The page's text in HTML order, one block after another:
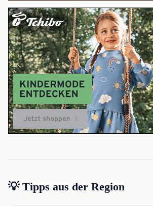
💡 Tipps aus der Region